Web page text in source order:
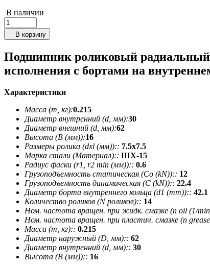
В наличии
В корзину
Подшипник роликовый радиальный
исполнения с бортами на
Характеристики
Масса (m, кг):0.215
Диаметр внутренний (d, мм):30
Диаметр внешний (d, мм):62
Высота (В (мм)):16
Размеры ролика (dxl (мм)):: 7.5х7.5
Марка стали (Материал):: ШХ-15
Радиус фаски (r1, r2 min (мм)):: 0.6
Грузоподъемность статическая (Co (kN)):: 12
Грузоподъемность динамическая (C (kN)):: 22.4
Диаметр борта внутреннего кольца (d1 (mm)):: 42.1
Количество роликов (N роликов):: 14
Ном. частота вращен. при жидк. смазке (n oil (1/
Ном. частота вращен. при пластич. смазке (n
Масса (m, кг):: 0.215
Диаметр наружный (D, мм):: 62
Диаметр внутренний (d, мм):: 30
Высота (В (мм)):: 16